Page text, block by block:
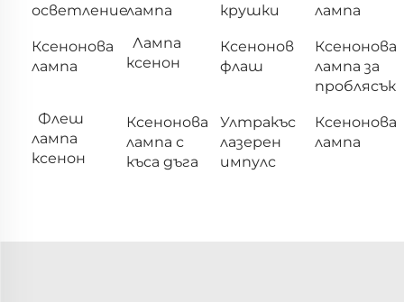
осветлениелампа
крушки
лампа
Ксенонова
лампа
Лампа
ксенон
Ксенонов
флаш
Ксенонова
лампа за
проблясък
Флеш
лампа
ксенон
Ксенонова
лампа с
къса дъга
Ултракъс
лазерен
импулс
Ксенонова
лампа